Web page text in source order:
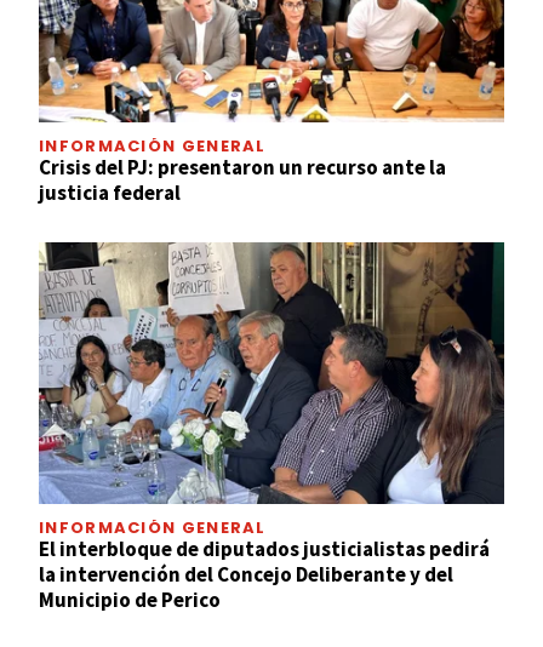
INFORMACIÓN GENERAL
Crisis del PJ: presentaron un recurso ante la
justicia federal
INFORMACIÓN GENERAL
El interbloque de diputados justicialistas pedirá
la intervención del Concejo Deliberante y del
Municipio de Perico